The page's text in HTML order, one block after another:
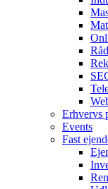
Erhvervs
Events
Fast